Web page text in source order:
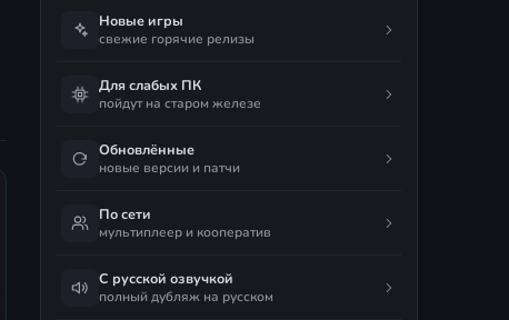
Новые игры
свежие горячие релизы
Для слабых ПК
пойдут на старом железе
Обновлённые
новые версии и патчи
По сети
мультиплеер и кооператив
С русской озвучкой
полный дубляж на русском